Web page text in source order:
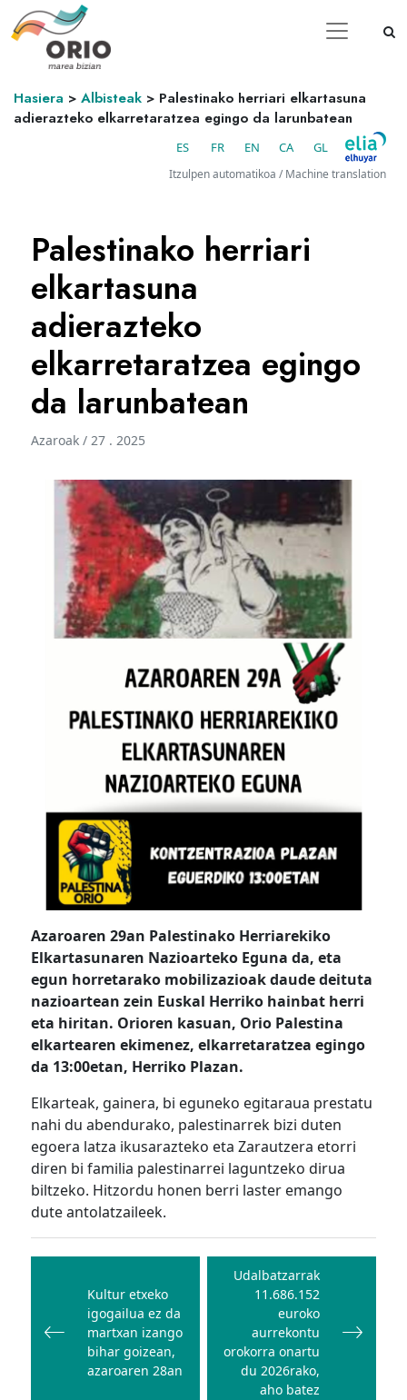
Hasiera > Albisteak > Palestinako herriari elkartasuna
adierazteko elkarretaratzea egingo da larunbatean
ES FR EN CA GL
Itzulpen automatikoa / Machine translation
Palestinako herriari
elkartasuna
adierazteko
elkarretaratzea egingo
da larunbatean
Azaroak / 27 . 2025
Azaroaren 29an Palestinako Herriarekiko
Elkartasunaren Nazioarteko Eguna da, eta
egun horretarako mobilizazioak daude deituta
nazioartean zein Euskal Herriko hainbat herri
eta hiritan. Orioren kasuan, Orio Palestina
elkartearen ekimenez, elkarretaratzea egingo
da 13:00etan, Herriko Plazan.
Elkarteak, gainera, bi eguneko egitaraua prestatu
nahi du abendurako, palestinarrek bizi duten
egoera latza ikusarazteko eta Zarautzera etorri
diren bi familia palestinarrei laguntzeko dirua
biltzeko. Hitzordu honen berri laster emango
dute antolatzaileek.
Bidalketetan
nabigatuKultur etxeko
igogailua ez da
martxan izango
bihar goizean,
azaroaren 28an
Udalbatzarrak
11.686.152
euroko
aurrekontu
orokorra onartu
du 2026rako,
aho batez